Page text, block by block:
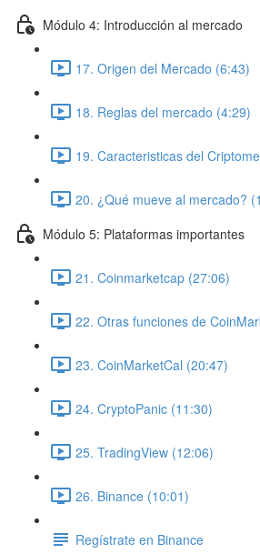
Módulo 4: Introducción al mercado
17. Origen del Mercado (6:43)
18. Reglas del mercado (4:29)
19. Caracteristicas del
20. ¿Qué mueve al mercado?
Módulo 5: Plataformas importantes
21. Coinmarketcap (27:06)
22. Otras funciones de
23. CoinMarketCal (20:47)
24. CryptoPanic (11:30)
25. TradingView (12:06)
26. Binance (10:01)
Regístrate en Binance